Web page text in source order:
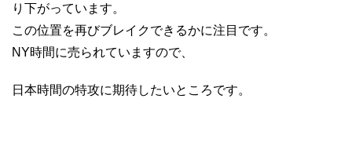
り下がっています。
この位置を再びブレイクできるかに注目です。
NY時間に売られていますので、
日本時間の特攻に期待したいところです。